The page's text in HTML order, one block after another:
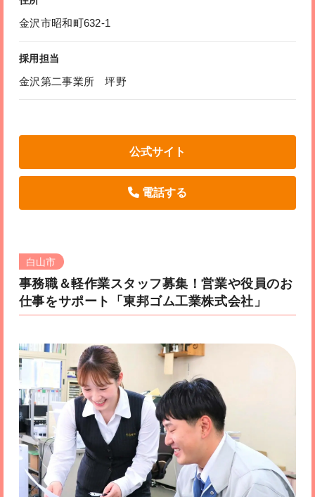
金沢市昭和町632-1
採用担当
金沢第二事業所 坪野
公式サイト
電話する
白山市
事務職＆軽作業スタッフ募集！営業や役員のお
仕事をサポート
「東邦ゴム工業株式会社」